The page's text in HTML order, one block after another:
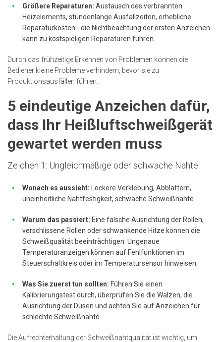
Größere Reparaturen: Austausch des verbrannten
Heizelements, stundenlange Ausfallzeiten, erhebliche
Reparaturkosten - die Nichtbeachtung der ersten Anzeichen
kann zu kostspieligen Reparaturen führen.
Durch das frühzeitige Erkennen von Problemen können die
Bediener kleine Probleme verhindern, bevor sie zu
Produktionsausfällen führen.
5 eindeutige Anzeichen dafür,
dass Ihr Heißluftschweißgerät
gewartet werden muss
Zeichen 1: Ungleichmäßige oder schwache Nähte
Wonach es aussieht: Lockere Verklebung, Abblättern,
uneinheitliche Nahtfestigkeit, schwache Schweißnähte.
Warum das passiert: Eine falsche Ausrichtung der Rollen,
verschlissene Rollen oder schwankende Hitze können die
Schweißqualität beeinträchtigen. Ungenaue
Temperaturanzeigen können auf Fehlfunktionen im
Steuerschaltkreis oder im Temperatursensor hinweisen.
Was Sie zuerst tun sollten: Führen Sie einen
Kalibrierungstest durch, überprüfen Sie die Walzen, die
Ausrichtung der Düsen und achten Sie auf Anzeichen für
schlechte Schweißnähte.
Die Aufrechterhaltung der Schweißnahtqualität ist wichtig, um